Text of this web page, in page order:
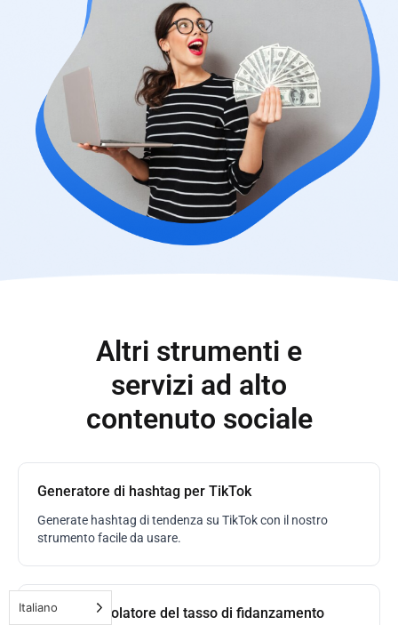
Altri strumenti e
servizi ad alto
contenuto sociale
Generatore di hashtag per TikTok
Generate hashtag di tendenza su TikTok con il nostro
strumento facile da usare.
TikTok Calcolatore del tasso di fidanzamento
Italiano